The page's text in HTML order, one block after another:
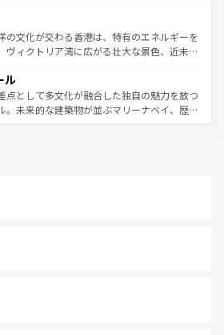
やバインミー、ベトナムコーヒーなどは、ぜ
いたい。どの地域を訪れてもあたたかい人々
えてくれるので、きっと忘れられない旅にな
。
している。北部ではチェンマイなどの山岳地
れ合い、南部ではプーケットやクラビの美し
ゾート気分を楽しむことができる。タイ料理
は一年中温暖で、どの季節にも異なる楽しみ
。親しみやすいタイの人々、仏教を中心とし
て多様な観光資源が、訪れる旅人を魅了し続
の文化が交わる香港は、特有のエネルギーを
ヴィクトリア湾に広がる壮大な景色、近未来
れても感動するはず。観光スポットが密集し
よく見どころを回れるのも魅力。息をのむよ
文化的な体験まで、香港を存分に楽しみ尽く
ル
点として多文化が融合した独自の魅力を放つ
。未来的な建築物が並ぶマリーナベイ、歴史
ズは地元の風情を楽しめる外せないスポット